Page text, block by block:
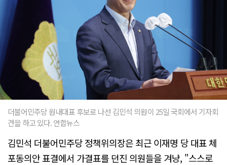
더불어민주당 원내대표 후보로 나선 김민석 의원이 25일 국회에서 기자회
견을 하고 있다. 연합뉴스
김민석 더불어민주당 정책위의장은 최근 이재명 당 대표 체
포동의안 표결에서 가결표를 던진 의원들을 겨냥, "스스로